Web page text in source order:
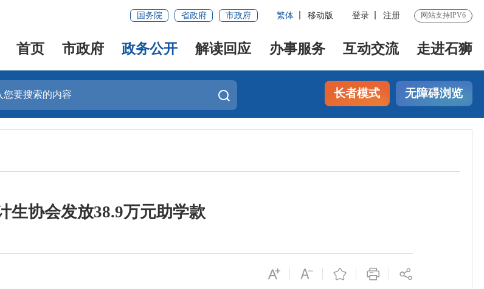
国务院 省政府 市政府 繁体 移动版 登录 注册 网站支持IPV6
首页 市政府 政务公开 解读回应 办事服务 互动交流 走进石狮
长者模式 无障碍浏览
生协会发放38.9万元助学款